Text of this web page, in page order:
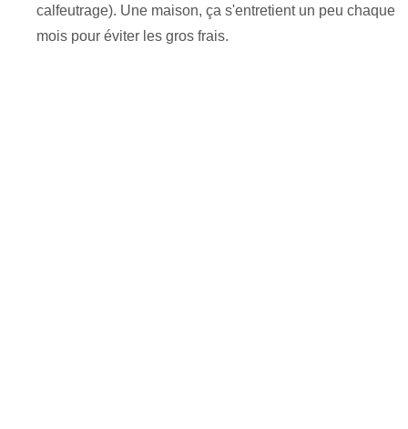
calfeutrage). Une maison, ça s'entretient un peu chaque
mois pour éviter les gros frais.